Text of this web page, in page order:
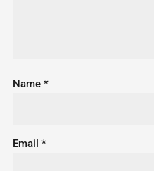
Name *
Email *